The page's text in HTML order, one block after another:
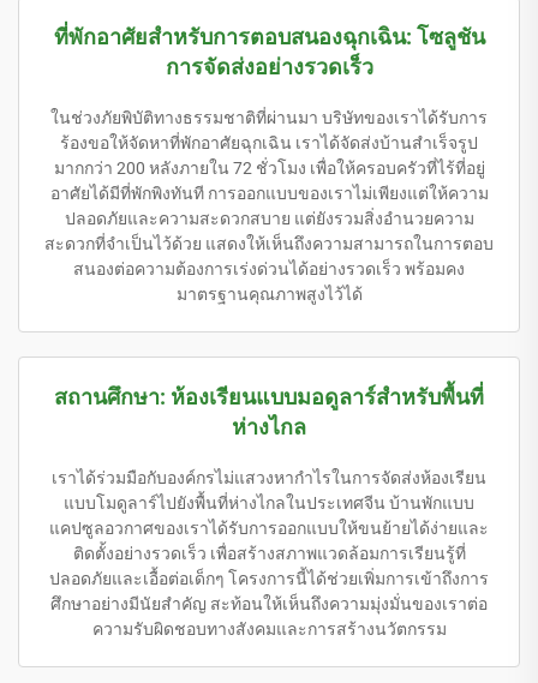
ที่พักอาศัยสำหรับการตอบสนองฉุกเฉิน: โซลูชัน
การจัดส่งอย่างรวดเร็ว
ในช่วงภัยพิบัติทางธรรมชาติที่ผ่านมา บริษัทของเราได้รับการ
ร้องขอให้จัดหาที่พักอาศัยฉุกเฉิน เราได้จัดส่งบ้านสำเร็จรูป
มากกว่า 200 หลังภายใน 72 ชั่วโมง เพื่อให้ครอบครัวที่ไร้ที่อยู่
อาศัยได้มีที่พักพิงทันที การออกแบบของเราไม่เพียงแต่ให้ความ
ปลอดภัยและความสะดวกสบาย แต่ยังรวมสิ่งอำนวยความ
สะดวกที่จำเป็นไว้ด้วย แสดงให้เห็นถึงความสามารถในการตอบ
สนองต่อความต้องการเร่งด่วนได้อย่างรวดเร็ว พร้อมคง
มาตรฐานคุณภาพสูงไว้ได้
สถานศึกษา: ห้องเรียนแบบมอดูลาร์สำหรับพื้นที่
ห่างไกล
เราได้ร่วมมือกับองค์กรไม่แสวงหากำไรในการจัดส่งห้องเรียน
แบบโมดูลาร์ไปยังพื้นที่ห่างไกลในประเทศจีน บ้านพักแบบ
แคปซูลอวกาศของเราได้รับการออกแบบให้ขนย้ายได้ง่ายและ
ติดตั้งอย่างรวดเร็ว เพื่อสร้างสภาพแวดล้อมการเรียนรู้ที่
ปลอดภัยและเอื้อต่อเด็กๆ โครงการนี้ได้ช่วยเพิ่มการเข้าถึงการ
ศึกษาอย่างมีนัยสำคัญ สะท้อนให้เห็นถึงความมุ่งมั่นของเราต่อ
ความรับผิดชอบทางสังคมและการสร้างนวัตกรรม